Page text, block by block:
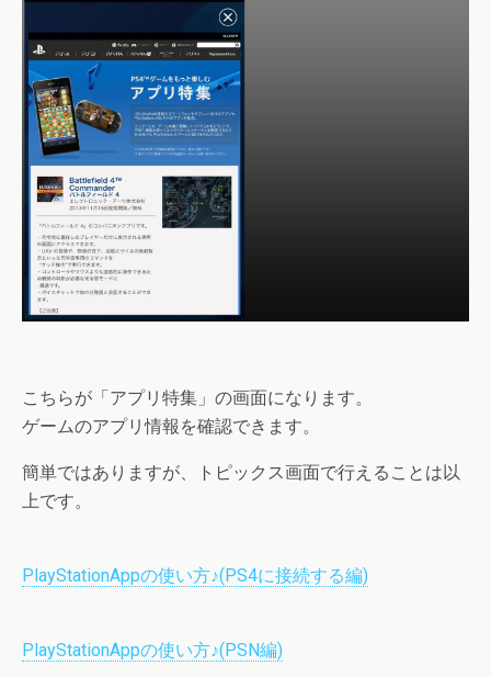
こちらが 「アプリ特集」 の画面になります。
ゲームのアプリ情報を確認できます。
簡単ではありますが、トピックス画面で行えることは以
上です。
PlayStationAppの使い方♪(PS4に接続する編)
PlayStationAppの使い方♪(PSN編)